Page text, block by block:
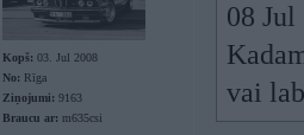
Kopš: 03. Jul 2008
No: Rīga
Ziņojumi: 9163
Braucu ar: m635csi
08
vai